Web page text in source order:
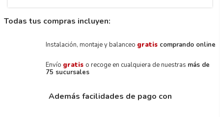
Todas tus compras incluyen:
Instalación, montaje y balanceo gratis comprando online
Envío gratis o recoge en cualquiera de nuestras más de
75 sucursales
Además facilidades de pago con